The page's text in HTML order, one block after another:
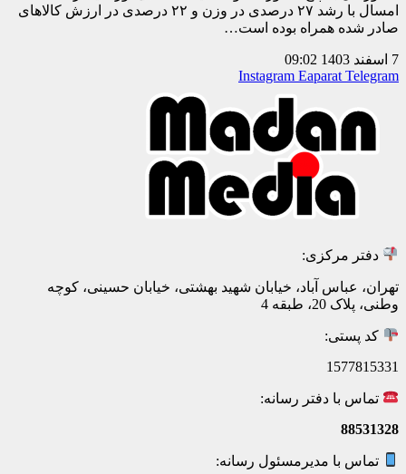
امسال با رشد ۲۷ درصدی در وزن و ۲۲ درصدی در ارزش کالاهای
صادر شده همراه بوده است…
7 اسفند 1403
09:02
Instagram Eaparat Telegram
دفتر مرکزی:
تهران، عباس آباد، خیابان شهید بهشتی، خیابان حسینی، کوچه
وطنی، پلاک 20، طبقه 4
کد پستی:
1577815331
تماس با دفتر رسانه:
88531328
تماس با مدیرمسئول رسانه: